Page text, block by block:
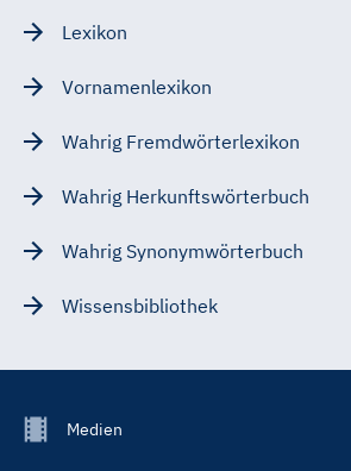
Lexikon
Vornamenlexikon
Wahrig Fremdwörterlexikon
Wahrig Herkunftswörterbuch
Wahrig Synonymwörterbuch
Wissensbibliothek
FooterMedien